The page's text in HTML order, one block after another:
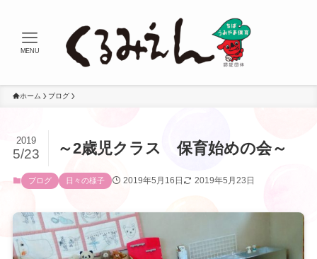
MENU
ホーム ブログ
～2歳児クラス 保育始めの会～
2019
5/23
ブログ 日々の様子 2019年5月16日 2019年5月23日